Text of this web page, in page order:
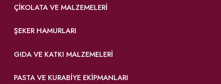
ÇIKOLATA VE MALZEMELERI
ŞEKER HAMURLARI
GIDA VE KATKI MALZEMELERI
PASTA VE KURABIYE EKIPMANLARI